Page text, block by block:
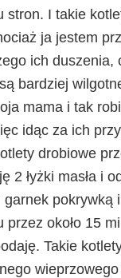
stron. I takie
ja jestem
ich duszenia,
bardziej
mama i tak
idąc za ich
drobiowe
2 łyżki masła i
garnek pokrywką
przez około 15
Takie